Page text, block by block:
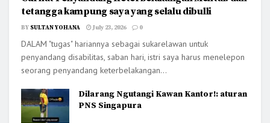
tetangga kampung saya yang selalu dibulli
BY SULTAN YOHANA July 23, 2026 0
DALAM "tugas" hariannya sebagai sukarelawan untuk
penyandang disabilitas, saban hari, istri saya harus menelepon
seorang penyandang keterbelakangan...
Dilarang Ngutangi Kawan Kantor!: aturan
PNS Singapura